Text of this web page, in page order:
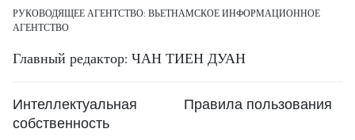
РУКОВОДЯЩЕЕ АГЕНТСТВО: ВЬЕТНАМСКОЕ ИНФОРМАЦИОННОЕ
АГЕНТСТВО
Главный редактор: ЧАН ТИЕН ДУАН
Интеллектуальная
собственность
Правила пользования